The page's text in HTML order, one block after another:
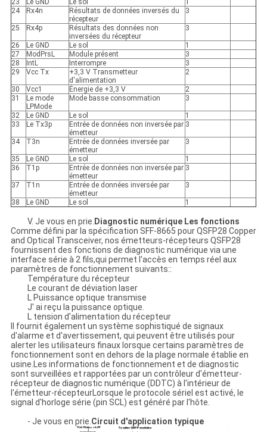
23 Le GND Le sol
24
Rx4n
Résultats de données inversés du
récepteur
3
25 Rx4p
Résultats des données non
inversées du récepteur
3
26 Le GND Le sol
1
27
ModPrsL Module présent
3
28
IntL Interrompre
3
29
Vcc Tx
+3,3 V Transmetteur
d'alimentation
2
30 Vcc1 Énergie de +3,3 V
2
31
Le mode
LPMode
Mode basse consommation 3
32 Le GND Le sol
1
33
Le Tx3p
Entrée de données non inversée par
émetteur
3
34 T3n
Entrée de données inversée par
émetteur
3
35 Le GND Le sol
1
36
T1p
Entrée de données non inversée par
émetteur
3
37 T1n
Entrée de données inversée par
émetteur
3
38 Le GND Le sol 1
V. Je vous en prie. Diagnostic numérique Les fonctions
Comme défini par la spécification SFF-8665 pour QSFP28 Copper
and Optical Transceiver, nos émetteurs-récepteurs QSFP28
fournissent des fonctions de diagnostic numérique via une
interface série à 2 fils,qui permet l'accès en temps réel aux
paramètres de fonctionnement suivants::
Température du récepteur
Le courant de déviation laser
L Puissance optique transmise
J' ai reçu la puissance optique.
L tension d'alimentation du récepteur
Il fournit également un système sophistiqué de signaux
d'alarme et d'avertissement, qui peuvent être utilisés pour
alerter les utilisateurs finaux lorsque certains paramètres de
fonctionnement sont en dehors de la plage normale établie en
usine.Les informations de fonctionnement et de diagnostic
sont surveillées et rapportées par un contrôleur d'émetteur-
récepteur de diagnostic numérique (DDTC) à l'intérieur de
l'émetteur-récepteurLorsque le protocole sériel est activé, le
signal d'horloge série (pin SCL) est généré par l'hôte.
- Je vous en prie.Circuit d'application typique